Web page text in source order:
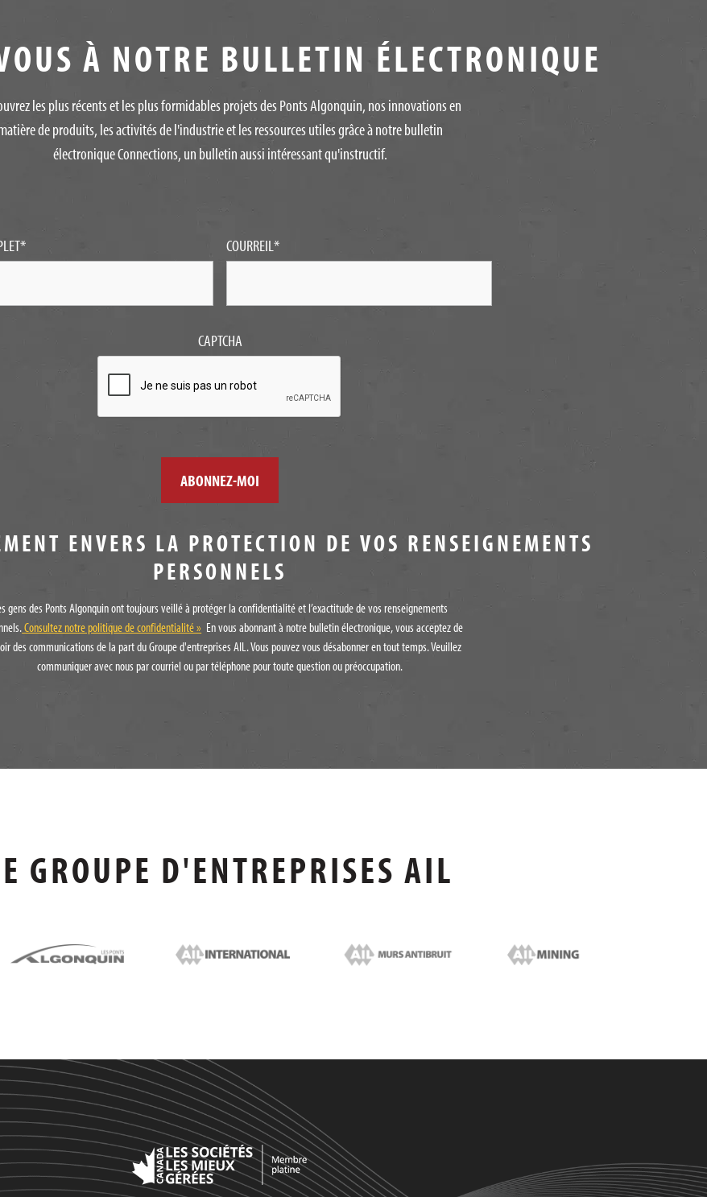
À NOTRE BULLETIN ÉLECTRONIQUE
les plus récents et les plus formidables projets des Ponts Algonquin, nos innovations en
de produits, les activités de l'industrie et les ressources utiles grâce à notre bulletin
électronique Connections, un bulletin aussi intéressant qu'instructif.
* COURREIL*
CAPTCHA
ENVERS LA PROTECTION DE VOS RENSEIGNEMENTS
PERSONNELS
gens des Ponts Algonquin ont toujours veillé à protéger la confidentialité et l’exactitude de vos renseignements
Consultez notre politique de confidentialité » En vous abonnant à notre bulletin électronique, vous acceptez de
des communications de la part du Groupe d'entreprises AIL. Vous pouvez vous désabonner en tout temps. Veuillez
communiquer avec nous par courriel ou par téléphone pour toute question ou préoccupation.
GROUPE D'ENTREPRISES AIL